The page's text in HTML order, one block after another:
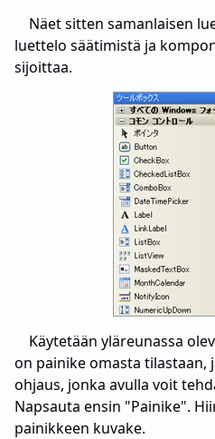
Näet sitten samanlaisen
luettelo säätimistä ja
sijoittaa.
Käytetään yläreunassa
on painike omasta tilastaan,
ohjaus, jonka avulla voit
Napsauta ensin "Painike".
painikkeen kuvake.